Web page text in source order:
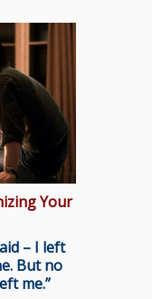
Your
– I left
But no
me.”